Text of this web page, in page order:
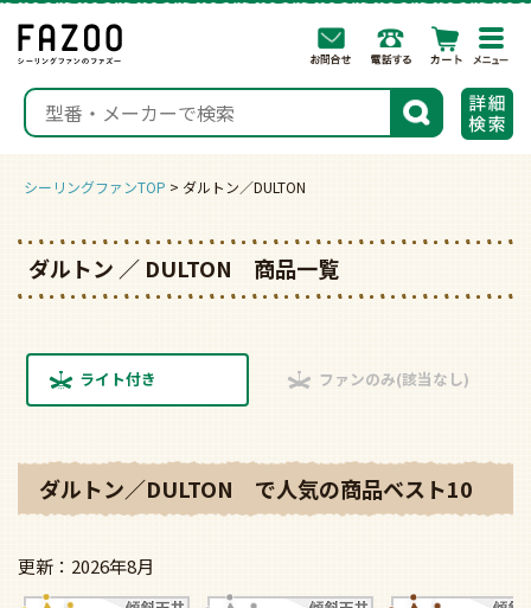
検索
シーリングファンTOP ダルトン／DULTON
ダルトン ／ DULTON 商品一覧
ライト付き ファンのみ(該当なし)
ダルトン／DULTON で人気の商品ベスト10
2026年8月